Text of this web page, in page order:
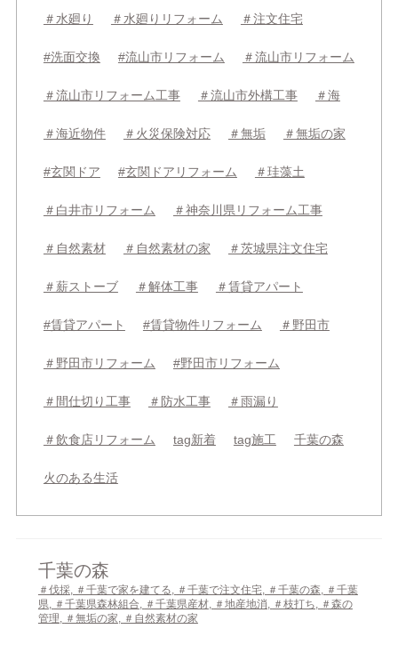
＃水廻り ＃水廻りリフォーム ＃注文住宅
#洗面交換 #流山市リフォーム ＃流山市リフォーム
＃流山市リフォーム工事 ＃流山市外構工事 ＃海
＃海近物件 ＃火災保険対応 ＃無垢 ＃無垢の家
#玄関ドア #玄関ドアリフォーム ＃珪藻土
＃白井市リフォーム ＃神奈川県リフォーム工事
＃自然素材 ＃自然素材の家 ＃茨城県注文住宅
＃薪ストーブ ＃解体工事 ＃賃貸アパート
#賃貸アパート #賃貸物件リフォーム ＃野田市
＃野田市リフォーム #野田市リフォーム
＃間仕切り工事 ＃防水工事 ＃雨漏り
＃飲食店リフォーム tag新着 tag施工 千葉の森
火のある生活
千葉の森
＃伐採, ＃千葉で家を建てる, ＃千葉で注文住宅, ＃千葉の森, ＃千葉
県, ＃千葉県森林組合, ＃千葉県産材, ＃地産地消, ＃枝打ち, ＃森の
管理, ＃無垢の家, ＃自然素材の家